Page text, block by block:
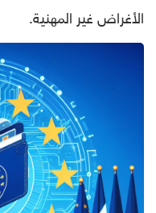
الأغراض غير المهنية.